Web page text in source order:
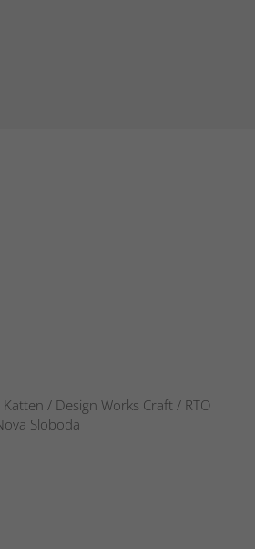
/ Design Works Craft / RTO
Sloboda